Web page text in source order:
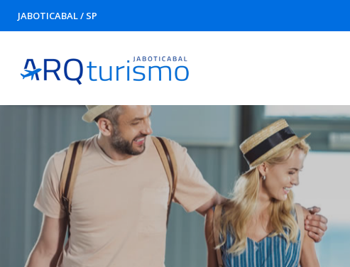
JABOTICABAL / SP